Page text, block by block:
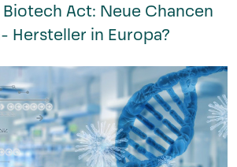
Act: Neue Chancen
Hersteller in Europa?